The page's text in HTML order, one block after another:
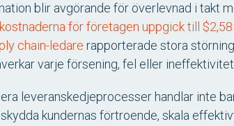
blir avgörande för överlevnad i takt
för företagen uppgick till
chain-ledare rapporterade stora
varje försening, fel eller
leveranskedjeprocesser handlar inte
kundernas förtroende, skala